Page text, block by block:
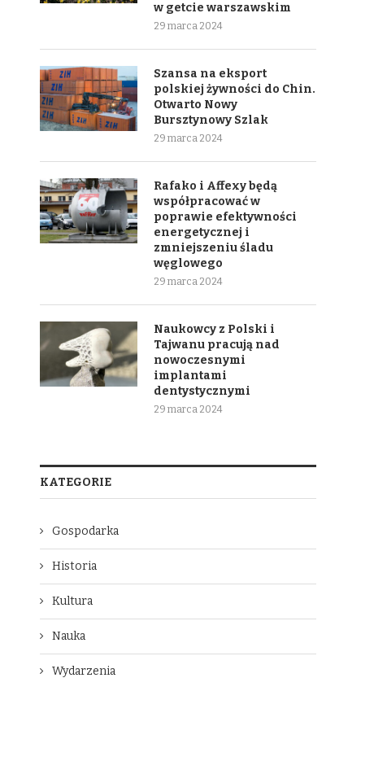
w getcie warszawskim
29 marca 2024
Szansa na eksport
polskiej żywności do Chin.
Otwarto Nowy
Bursztynowy Szlak
29 marca 2024
Rafako i Affexy będą
współpracować w
poprawie efektywności
energetycznej i
zmniejszeniu śladu
węglowego
29 marca 2024
Naukowcy z Polski i
Tajwanu pracują nad
nowoczesnymi
implantami
dentystycznymi
29 marca 2024
KATEGORIE
Gospodarka
Historia
Kultura
Nauka
Wydarzenia